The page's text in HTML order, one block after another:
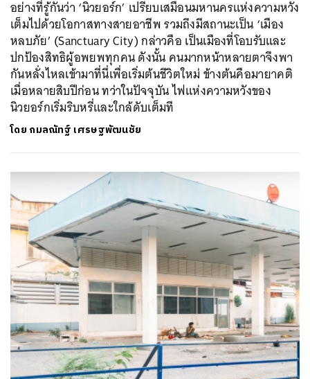
อย่างที่รู้กันว่า ‘นิวยอร์ก’ เปรียบเสมือนมหานครแห่งความหวัง
เต็มไปด้วยโอกาสทางสายอาชีพ รวมถึงมีสถานะเป็น ‘เมือง
หลบภัย’ (Sanctuary City) กล่าวคือ เป็นเมืองที่โอบรับและ
ปกป้องสิทธิผู้อพยพทุกคน ดังนั้น คนมากหน้าหลายตาจึงพา
กันหลั่งไหลเข้ามาที่นี่เพื่อเริ่มต้นชีวิตใหม่ ข้างต้นคือมายาคติ
เมื่อหลายสิบปีก่อน ทว่าในปัจจุบัน ไฟแห่งความหวังของ
นิวยอร์กเริ่มริบหรี่และใกล้ดับเต็มที
โดย กมลณัทฐ์ เศรษฐพัฒนชัย